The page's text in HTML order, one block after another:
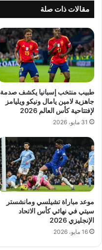
مقالات ذات صلة
طبيب منتخب إسبانيا يكشف صدمة
جاهزية لامين يامال ونيكو ويليامز
لإفتتاحية كأس العالم 2026
31 مايو، 2026
موعد مباراة تشيلسي ومانشستر
سيتي في نهائي كأس الاتحاد
الإنجليزي 2026
16 مايو، 2026